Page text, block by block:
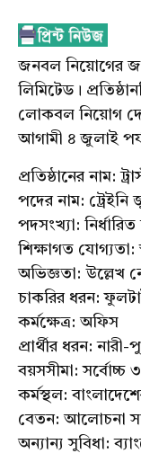
জনবল নিয়োগের জন্য
লিমিটেড।
লোকবল নিয়োগ
আগামী ৪ জুলাই
প্রতিষ্ঠানের নাম:
পদের নাম: ট্রেইনি
পদসংখ্যা:
শিক্ষাগত যোগ্যতা:
অভিজ্ঞতা: উল্লেখ
চাকরির ধরন:
কর্মক্ষেত্র: অফিস
প্রার্থীর ধরন:
বয়সসীমা: সর্বোচ্চ
কর্মস্থল:
বেতন: আলোচনা
অন্যান্য সুবিধা: